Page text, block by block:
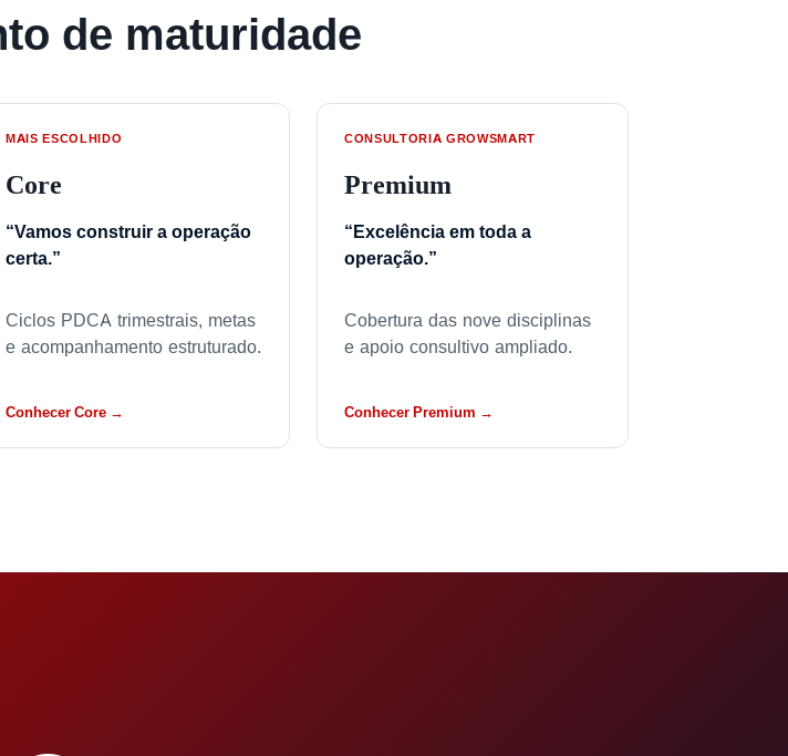
de maturidade
MAIS ESCOLHIDO
Core
“Vamos construir a operação
certa.”
Ciclos PDCA trimestrais, metas
e acompanhamento estruturado.
Conhecer Core →
CONSULTORIA GROWSMART
Premium
“Excelência em toda a
operação.”
Cobertura das nove disciplinas
e apoio consultivo ampliado.
Conhecer Premium →